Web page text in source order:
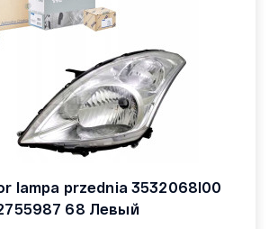
lampa przednia 3532068l00
68 Левый